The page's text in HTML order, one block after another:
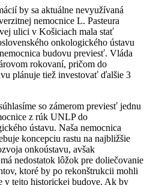
by sa aktuálne nevyužívaná
nemocnice L. Pasteura
ulici v Košiciach mala stať
onkologického ústavu
budovu previesť. Vláda
rokovaní, pričom do
plánuje tiež investovať ďalšie 3
so zámerom previesť jednu
z rúk UNLP do
ústavu. Naša nemocnica
koncepciu rastu na najbližšie
onkoústavu, avšak
nedostatok lôžok pre doliečovanie
ktoré by po rekonštrukcii mohli
v tejto historickej budove. Ak by